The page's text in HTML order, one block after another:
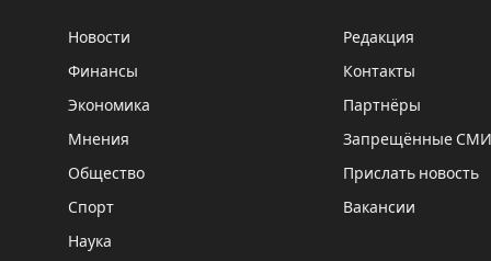
Новости
Финансы
Экономика
Мнения
Общество
Спорт
Наука
Редакция
Контакты
Партнёры
Запрещённые
Прислать новость
Вакансии